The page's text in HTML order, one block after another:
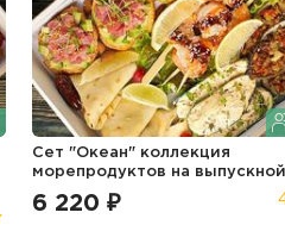
Сет "Океан" коллекция
морепродуктов на выпускной
6 220 ₽